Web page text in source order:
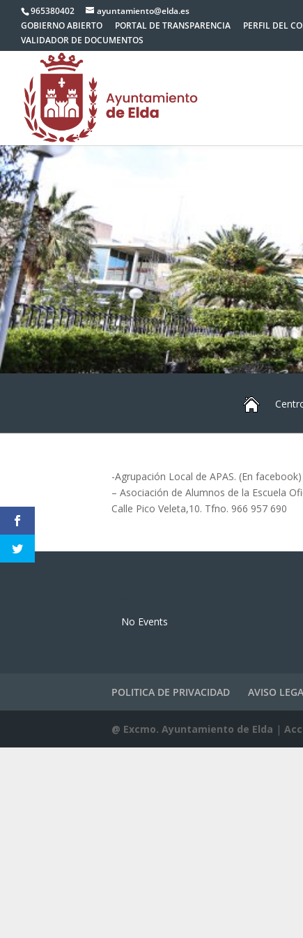
965380402
ayuntamiento@elda.es
GOBIERNO ABIERTO
PORTAL DE TRANSPARENCIA PERFIL DEL
VALIDADOR DE DOCUMENTOS
-Agrupación Local de APAS. (En facebook)
– Asociación de Alumnos de la Escuela
Calle Pico Veleta,10. Tfno. 966 957 690
No Events
POLITICA DE PRIVACIDAD AVISO
@ Excmo. Ayuntamiento de Elda |